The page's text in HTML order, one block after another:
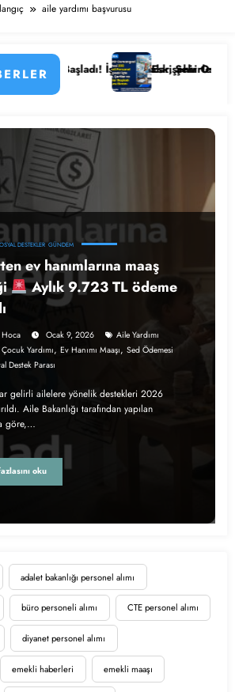
aile yardımı başvurusu
Başladı! İşte Kadrolar, Şehirler ve Başvuru
Eskişehir Osmangazi
adalet bakanlığı personel alımı
büro personeli alımı CTE personel alımı
diyanet personel alımı
emekli haberleri emekli maaşı
DESTEKLER GÜNDEM
ev hanımlarına maaş
Aylık 9.723 TL ödeme
Ocak 9, 2026
Aile Yardımı
Çocuk Yardımı, Ev Hanımı Maaşı, Sed Ödemesi
Destek Parası
gelirli ailelere yönelik destekleri 2026
Aile Bakanlığı tarafından yapılan
göre,…
oku